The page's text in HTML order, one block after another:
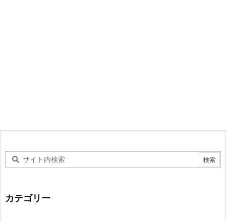
カテゴリー